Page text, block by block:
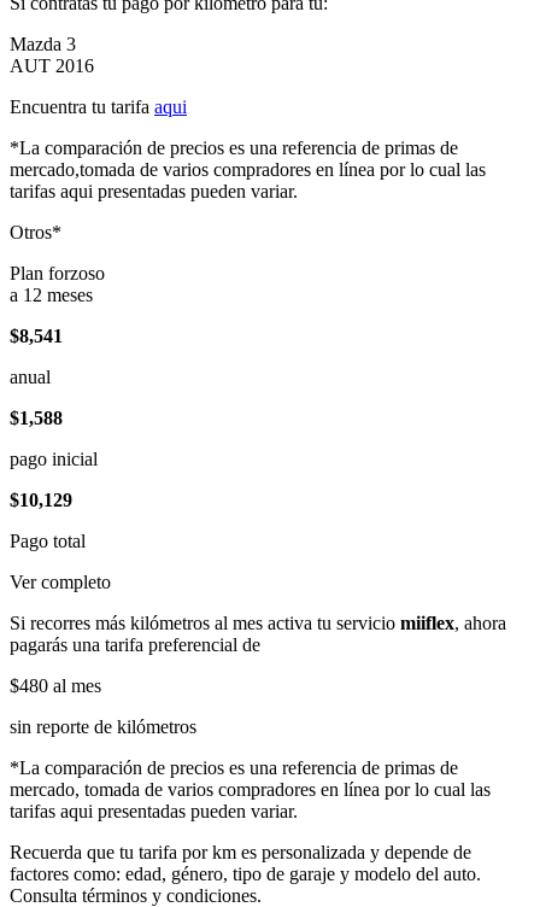
Mazda 3
AUT 2016
Encuentra tu tarifa aqui
*La comparación de precios es una referencia de primas de
mercado,tomada de varios compradores en línea por lo cual las
tarifas aqui presentadas pueden variar.
Otros*
Plan forzoso
a 12 meses
$8,541
anual
$1,588
pago inicial
$10,129
Pago total
Ver completo
Si recorres más kilómetros al mes activa tu servicio miiflex, ahora
pagarás una tarifa preferencial de
$480 al mes
sin reporte de kilómetros
*La comparación de precios es una referencia de primas de
mercado, tomada de varios compradores en línea por lo cual las
tarifas aqui presentadas pueden variar.
Recuerda que tu tarifa por km es personalizada y depende de
factores como: edad, género, tipo de garaje y modelo del auto.
Consulta términos y condiciones.